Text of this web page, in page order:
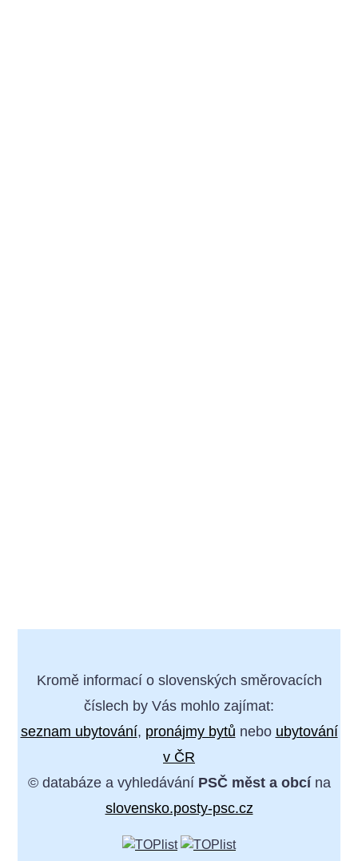
Kromě informací o slovenských směrovacích
číslech by Vás mohlo zajímat:
seznam ubytování, pronájmy bytů nebo ubytování
v ČR
© databáze a vyhledávání PSČ měst a obcína
slovensko.posty-psc.cz